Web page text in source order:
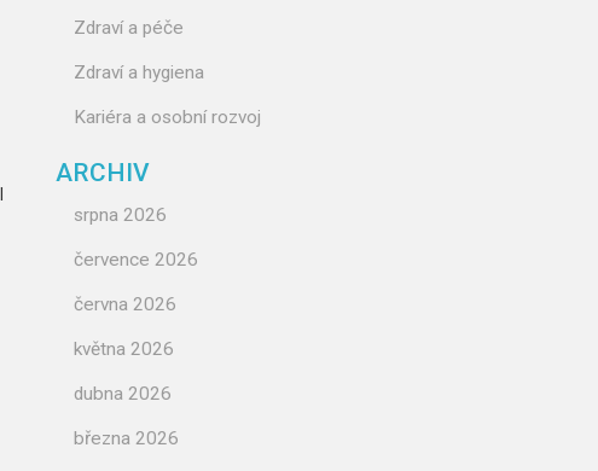
Zdraví a péče
Zdraví a hygiena
Kariéra a osobní rozvoj
ARCHIV
srpna 2026
července 2026
června 2026
května 2026
dubna 2026
března 2026